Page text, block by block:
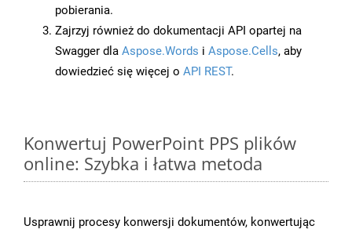
pobierania.
Zajrzyj również do dokumentacji API opartej na
Swagger dla Aspose.Words i Aspose.Cells, aby
dowiedzieć się więcej o API REST.
Konwertuj PowerPoint PPS plików
online: Szybka i łatwa metoda
Usprawnij procesy konwersji dokumentów, konwertując